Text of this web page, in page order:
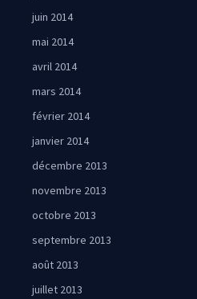
juin 2014
mai 2014
avril 2014
mars 2014
février 2014
janvier 2014
décembre 2013
novembre 2013
octobre 2013
septembre 2013
août 2013
juillet 2013